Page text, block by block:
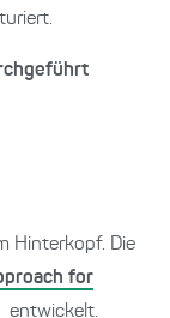
Hinterkopf. Die
for
entwickelt.